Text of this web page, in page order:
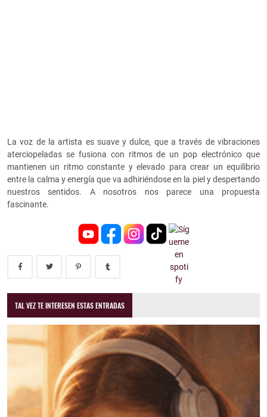
La voz de la artista es suave y dulce, que a través de vibraciones
aterciopeladas se fusiona con ritmos de un pop electrónico que
mantienen un ritmo constante y elevado para crear un equilibrio
entre la calma y energía que va adhiriéndose en la piel y despertando
nuestros sentidos. A nosotros nos parece una propuesta
fascinante.
TAL VEZ TE INTERESEN ESTAS ENTRADAS